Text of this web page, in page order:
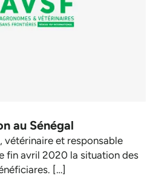
au Sénégal
vétérinaire et responsable
fin avril 2020 la situation des
[…]